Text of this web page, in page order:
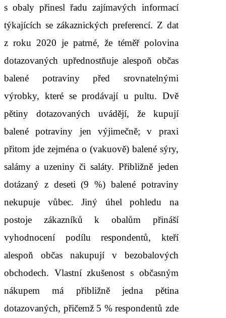
s obaly přinesl řadu zajímavých informací
týkajících se zákaznických preferencí. Z dat
z roku 2020 je patrné, že téměř polovina
dotazovaných upřednostňuje alespoň občas
balené potraviny před srovnatelnými
výrobky, které se prodávají u pultu. Dvě
pětiny dotazovaných uvádějí, že kupují
balené potraviny jen výjimečně; v praxi
přitom jde zejména o (vakuově) balené sýry,
salámy a uzeniny či saláty. Přibližně jeden
dotázaný z deseti (9 %) balené potraviny
nekupuje vůbec. Jiný úhel pohledu na
postoje zákazníků k obalům přináší
vyhodnocení podílu respondentů, kteří
alespoň občas nakupují v bezobalových
obchodech. Vlastní zkušenost s občasným
nákupem má přibližně jedna pětina
dotazovaných, přičemž 5 % respondentů zde